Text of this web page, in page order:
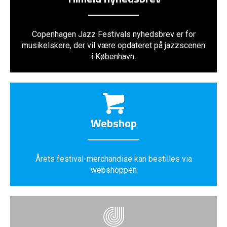
Copenhagen Jazz Festivals nyhedsbrev er for
musikelskere, der vil være opdateret på jazzscenen
i København.
Webshop
Årets festival-merchandise kan bestilles via
webshoppen